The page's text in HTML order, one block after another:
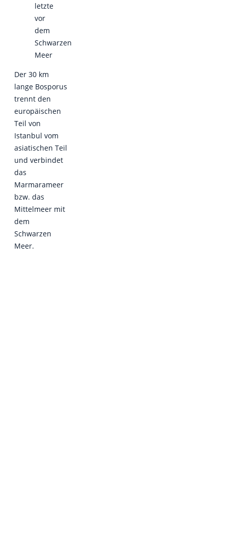
letzte
vor
dem
Schwarzen
Meer
Der 30 km
lange Bosporus
trennt den
europäischen
Teil von
Istanbul vom
asiatischen Teil
und verbindet
das
Marmarameer
bzw. das
Mittelmeer mit
dem
Schwarzen
Meer.